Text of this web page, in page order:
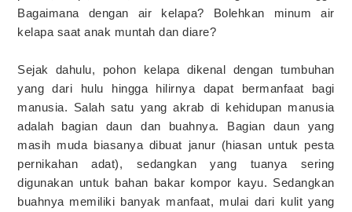
Bagaimana dengan air kelapa? Bolehkan minum air
kelapa saat anak muntah dan diare?
Sejak dahulu, pohon kelapa dikenal dengan tumbuhan
yang dari hulu hingga hilirnya dapat bermanfaat bagi
manusia. Salah satu yang akrab di kehidupan manusia
adalah bagian daun dan buahnya. Bagian daun yang
masih muda biasanya dibuat janur (hiasan untuk pesta
pernikahan adat), sedangkan yang tuanya sering
digunakan untuk bahan bakar kompor kayu. Sedangkan
buahnya memiliki banyak manfaat, mulai dari kulit yang